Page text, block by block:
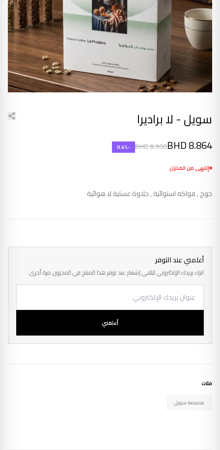
سويل - لا براديرا
BHD8.864
BHD8.900
-
0.4%
إنتهى من المخزن
خوخ , فواكه استوائية , حلاوة عسلية لا هوائية
أعلمني عند التوفر
اترك بريدك الإلكتروني لتلقي إشعار عند توفر هذا المنتج في المخزون مرة أخرى.
أعلمني
فئات
محمصة سويل